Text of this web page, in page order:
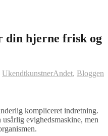
din hjerne frisk og
UkendtkunstnerAndet, Bloggen
kompliceret indretning.
evighedsmaskine, men